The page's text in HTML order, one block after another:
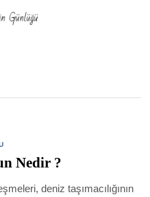
Nedir ?
deniz taşımacılığının